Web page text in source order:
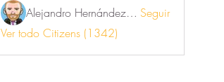
Alejandro Hernández Renner Seguir
Ver todo Citizens (1342)